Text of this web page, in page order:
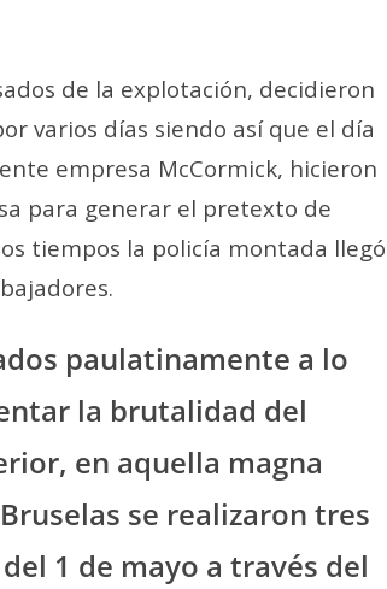
de la explotación, decidieron
varios días siendo así que el día
empresa McCormick, hicieron
para generar el pretexto de
tiempos la policía montada llegó
paulatinamente a lo
la brutalidad del
en aquella magna
se realizaron tres
1 de mayo a través del